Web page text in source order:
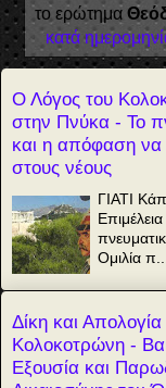
το ερώτημα
κατά
Ο Λόγος του
στην Πνύκα - Το
και η απόφαση να
στους νέους
ΓΙΑΤΙ
Ομιλία π...
Δίκη και Απολογία
Κολοκοτρώνη -
Εξουσία και